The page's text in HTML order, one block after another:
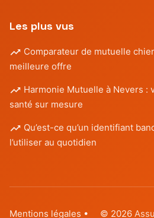
Les plus vus
Comparateur de mutuelle
meilleure offre
Harmonie Mutuelle à Nevers :
santé sur mesure
Qu’est-ce qu’un identifiant
l’utiliser au quotidien
Mentions légales • © 2026